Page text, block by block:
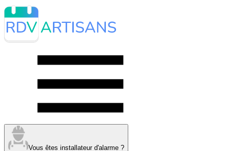
Vous êtes installateur d'alarme ?